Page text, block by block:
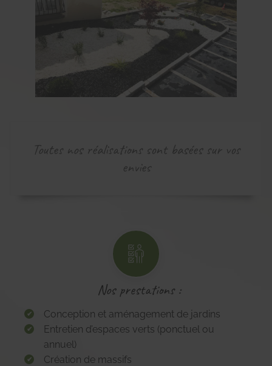
Toutes nos réalisations sont basées sur vos
envies
Nos prestations :
Conception et aménagement de jardins
Entretien d’espaces verts (ponctuel ou
annuel)
Création de massifs